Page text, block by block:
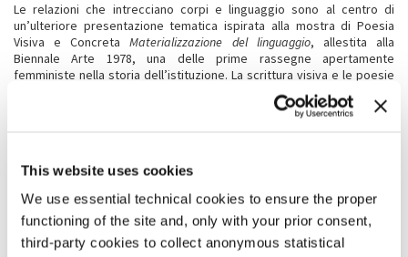
This website uses cookies
We use essential technical cookies to ensure the proper
functioning of the site and, only with your prior consent,
third-party cookies to collect anonymous statistical
Le relazioni che intrecciano corpi e linguaggio sono al centro di
un’ulteriore presentazione tematica ispirata alla mostra di Poesia
Visiva e ConcretaMaterializzazione del linguaggio, allestita alla
Biennale Arte 1978, una delle prime rassegne apertamente
femministe nella storia dell’istituzione. La scrittura visiva e le poesie
concrete di Mirella Bentivoglio, Tomaso Binga, Ilse Garnier, Giovanna
Sandri e Mary Ellen Solt sono messe in dialogo con esperimenti di
automatismo e scrittura medianica di, tra le altre, Eusapia Palladino,
micrografie di Unica Zürn.
Segni e linguaggi affiorano anche nelle opere di diverse artiste
contemporanee quali Bronwyn Katz, Sable Elyse Smith, Amy Sillman e
Charline von Heyl, mentre i quadri tipografici di Jacqueline Humphries
sono messi in relazione con i grafemi di Carla Accardi e con il